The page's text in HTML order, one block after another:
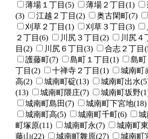
薄場１丁目(5)
薄場２丁目(1)
(3)
江越２丁目(2) 奥古閑町(7)
刈草２丁目(1)
刈草３丁目(3)
２丁目(6)
川尻３丁目(2) 川尻４
目(2)
川尻６丁目(3) 合志２丁目
護藤町(7)
島町１丁目(1) 島町
丁目(2)
十禅寺２丁目(1) 城南町
高(2)
城南町碇(13) 城南町出水
(13)
城南町隈庄(7) 城南町坂野
城南町島田(7)
城南町下宮地(18)
城南町高(5)
城南町千町(6) 城
町塚原(11)
城南町永(7) 城南町
藤山(22)
城南町舞原(27) 城南町